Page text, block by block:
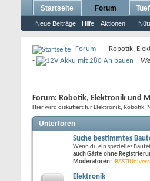
Startseite Forum
Neue Beiträge Hilfe Aktionen
Forum
Robotik,
-
Forum: Robotik, Elektronik und
Hier wird diskutiert für Elektronik, Robotik,
Unterforen
Suche bestimmtes
Wenn du ein spezielles
auch Gäste ohne
Moderatoren:
Elektronik